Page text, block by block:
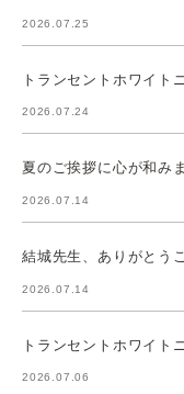
2026.07.25
トランセントホワイト
2026.07.24
夏のご挨拶に心が和み
2026.07.14
結城先生、ありがとう
2026.07.14
トランセントホワイト
2026.07.06